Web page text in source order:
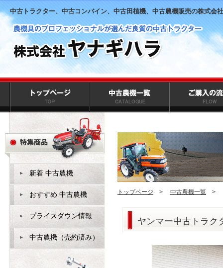
中古トラクター、中古コンバイン、中古田植機、中古農機販売の株式会
トップページ > 中古農機一覧 >
ヤンマー中古トラ
新着 中古農機
おすすめ 中古農機
プライスダウン情報
中古農機（売約済み）